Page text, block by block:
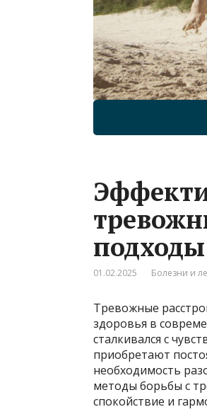
подходы
01.02.2025 Болезни и
Тревожные
здоровья в
сталкивался с
приобретают
необходимость
методы борьбы с
спокойствие и